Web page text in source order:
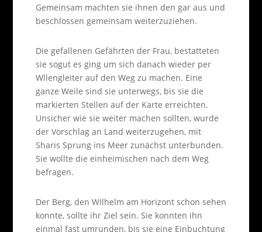
Gemeinsam machten sie ihnen den gar aus und
beschlossen gemeinsam weiterzuziehen.
Die gefallenen Gefährten der Frau, bestatteten
sie sogut es ging um sich danach wieder per
Wllengleiter auf den Weg zu machen. Eine
ganze Weile sind sie unterwegs, bis sie die
markierten Stellen auf der Karte erreichten.
Unsicher wie sie weiter machen sollten, wurde
der Vorschlag an Land weiterzugehen, mit
Sharis Sprung ins Meer zunächst unterbunden.
Sie wollte die einheimischen nach dem Weg
befragen.
Der Berg, den WIlhelm am Horizont schon sehen
konnte, sollte ihr Ziel sein. Sie konnten ihn
einmal fast umrunden, bis sie eine Einbuchtung